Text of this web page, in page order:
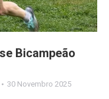
Bicampeão
30 Novembro 2025